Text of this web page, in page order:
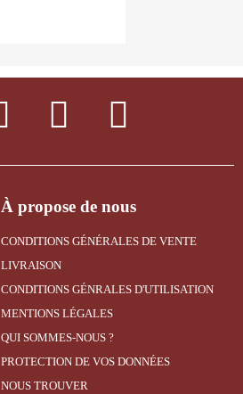
À propose de nous
CONDITIONS GÉNÉRALES DE VENTE
LIVRAISON
CONDITIONS GÉNRALES D'UTILISATION
MENTIONS LÉGALES
QUI SOMMES-NOUS ?
PROTECTION DE VOS DONNÉES
NOUS TROUVER